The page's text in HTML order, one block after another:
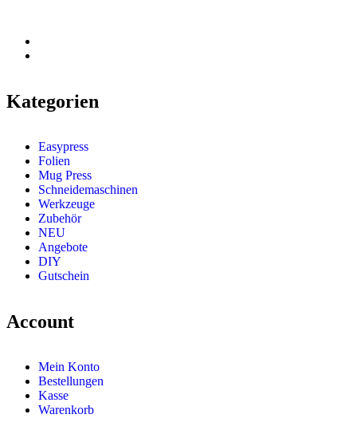
Kategorien
Easypress
Folien
Mug Press
Schneidemaschinen
Werkzeuge
Zubehör
NEU
Angebote
DIY
Gutschein
Account
Mein Konto
Bestellungen
Kasse
Warenkorb